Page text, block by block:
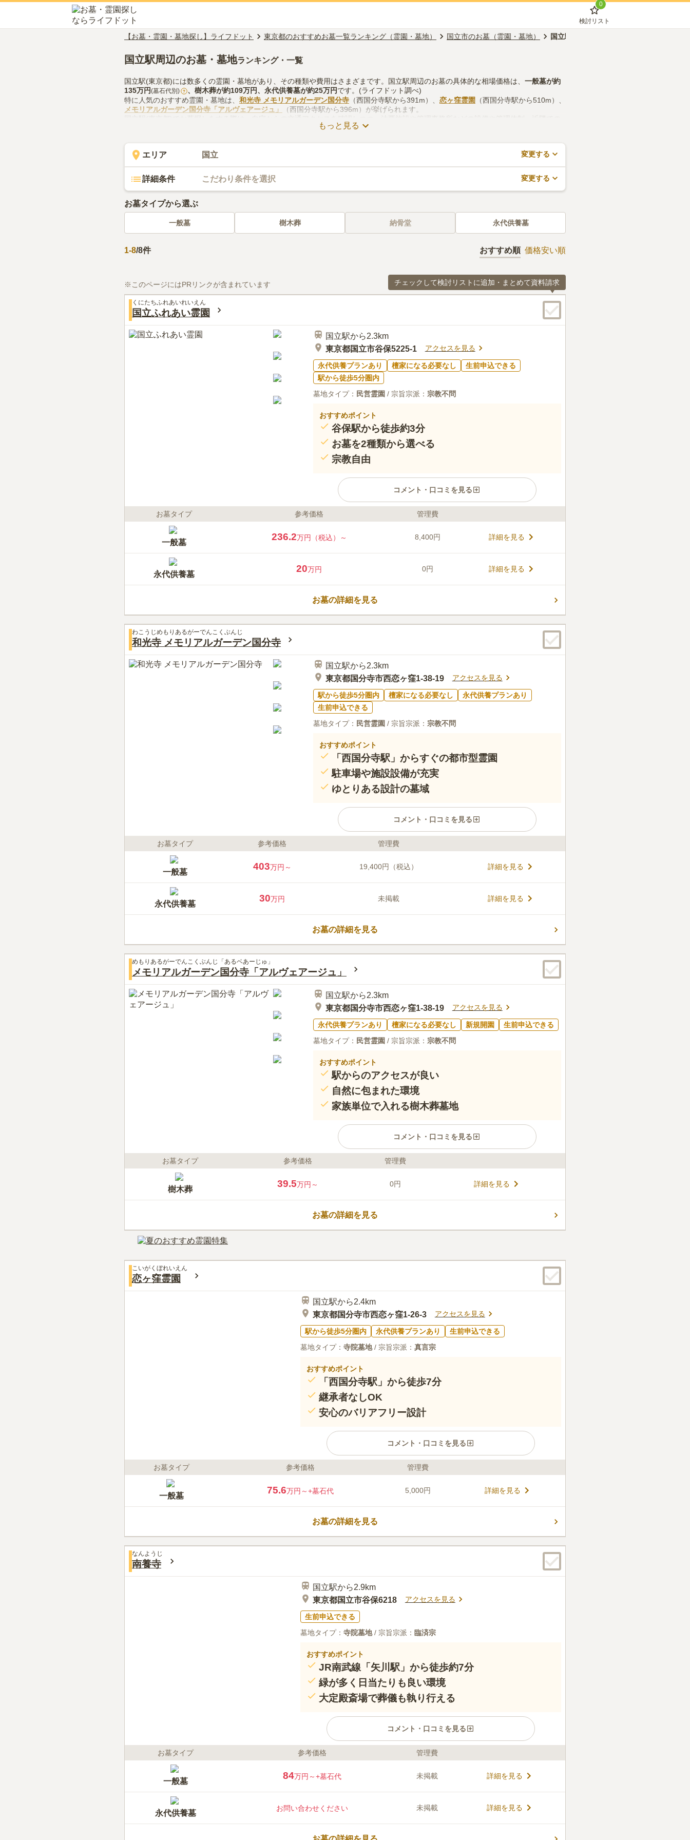
0
検討リスト
【お墓・霊園・墓地探し】ライフドット 東京都のおすすめお墓一覧ランキング（霊園・墓地） 国立市のお墓（霊園・墓地） 国立駅のお墓（霊園・墓地）
国立駅周辺のお墓・墓地ランキング・一覧
国立駅(東京都)には数多くの霊園・墓地があり、その種類や費用はさまざまです。国立駅周辺のお墓の具体的な相場価格は、 一般墓が約
135万円(墓石代別) ? 、 樹木葬が約109万円、 永代供養墓が約25万円です。(ライフドット調べ)
特に人気のおすすめ霊園・墓地は、 和光寺 メモリアルガーデン国分寺 （西国分寺駅から391m）、 恋ヶ窪霊園 （西国分寺駅から510m）、
メモリアルガーデン国分寺「アルヴェアージュ」
（西国分寺駅から396m）が挙げられます。
国立駅(東京都)でお墓探しをする際は、自宅からの交通アクセスを確認しつつ、法要施設や管理事務所などの設備や管理体制、近隣での
供花やお線香の入手方法などを考慮して選ぶとよいでしょう。資料請求や見学予約が無料でできますので、活用してみてください。
もっと見る
エリア 国立 変更する
詳細条件 こだわり条件を選択 変更する
お墓タイプから選ぶ
一般墓 樹木葬 納骨堂 永代供養墓
1-8/8件 おすすめ順 価格安い順
※このページにはPRリンクが含まれています チェックして検討リストに追加・まとめて資料請求
くにたちふれあいれいえん
国立ふれあい霊園
国立駅から2.3km
東京都国立市谷保5225-1
アクセスを見る
永代供養プランあり 檀家になる必要なし
生前申込できる
駅から徒歩5分圏内
墓地タイプ： 民営霊園 / 宗旨宗派： 宗教不問
おすすめポイント
谷保駅から徒歩約3分
お墓を2種類から選べる
宗教自由
コメント・口コミを見る
ライフドット編集部のコメント
街の中にある霊園ですが、隣には滝之院という寺院があり、と
ころどころに田畑がある静かな環境です。2段にわかれた霊園は
（やわらぎ）」は、黒色で統一され高級感がありますが、円形
の墓石の中央に桜の花があしらわれているため、かわいらしい
雰囲気もあります。
口コミ評価
この霊園はまだ誰からも評価されていません。
お墓タイプ 参考価格 管理費
一般墓
236.2万円（税込）～ 8,400円 詳細を見る
永代供養墓
20万円 0円 詳細を見る
お墓の詳細を見る
わこうじめもりあるがーでんこくぶんじ
和光寺 メモリアルガーデン国分寺
国立駅から2.3km
東京都国分寺市西恋ヶ窪1-38-19
アクセスを見る
駅から徒歩5分圏内 檀家になる必要なし
永代供養プランあり
生前申込できる
墓地タイプ： 民営霊園 / 宗旨宗派： 宗教不問
おすすめポイント
「西国分寺駅」からすぐの都市型霊園
駐車場や施設設備が充実
ゆとりある設計の墓域
コメント・口コミを見る
ライフドット編集部のコメント
寺の街並みを一望しながらのんびりお参りが出来ます。宗旨宗
派は不問ですので、どなたでもご利用が可能です。
口コミ評価
みんなの評価
く、不便であり、いつもなんとかならないかと思う。近くにお店もない
口コミの続きを読む
お墓タイプ 参考価格 管理費
一般墓
403万円～ 19,400円（税込） 詳細を見る
永代供養墓
30万円 未掲載 詳細を見る
お墓の詳細を見る
めもりあるがーでんこくぶんじ「あるベあーじゅ」
メモリアルガーデン国分寺「アルヴェアージュ」
国立駅から2.3km
東京都国分寺市西恋ヶ窪1-38-19
アクセスを見る
永代供養プランあり 檀家になる必要なし 新規開園
生前申込できる
墓地タイプ： 民営霊園 / 宗旨宗派： 宗教不問
おすすめポイント
駅からのアクセスが良い
自然に包まれた環境
家族単位で入れる樹木葬墓地
コメント・口コミを見る
ライフドット編集部のコメント
地です。一人ひとり九谷焼の骨壺の中にお骨が入りますが、家
族全員で眠ることができるよう、最大6人まで一緒の納骨堂に入
ることができます。家族だけでなく、友人同士や個人でも利用
することが可能です。納骨堂は高い衝撃耐性を持つ六角形のハ
ニカム構造になっており、永代供養墓として安心できる作りに
お墓タイプ 参考価格 管理費
樹木葬
39.5万円～ 0円 詳細を見る
お墓の詳細を見る
こいがくぼれいえん
恋ヶ窪霊園
国立駅から2.4km
東京都国分寺市西恋ヶ窪1-26-3
アクセスを見る
駅から徒歩5分圏内 永代供養プランあり
生前申込できる
墓地タイプ： 寺院墓地/ 宗旨宗派： 真言宗
おすすめポイント
「西国分寺駅」から徒歩7分
継承者なしOK
安心のバリアフリー設計
コメント・口コミを見る
ライフドット編集部のコメント
一葉松があり悲恋の伝説を残しています。歴史と伝統を感じながら
心穏やかにお参りすることができます。 各種斎場も備えており、家
族葬や社葬まで幅広く利用でき、法事も行えます。売店もあるので
身軽にお参りすることができます。 駐車場も完備しているのでお車
でお越しの際も安心です。
お墓タイプ 参考価格 管理費
一般墓
75.6万円～+墓石代 5,000円 詳細を見る
お墓の詳細を見る
なんようじ
南養寺
国立駅から2.9km
東京都国立市谷保6218
アクセスを見る
生前申込できる
墓地タイプ： 寺院墓地/ 宗旨宗派： 臨済宗
おすすめポイント
JR南武線「矢川駅」から徒歩約7分
緑が多く日当たりも良い環境
大定殿斎場で葬儀も執り行える
コメント・口コミを見る
ライフドット編集部のコメント
1347年創建で、山門・本堂・鐘楼など数々の建物が国立市の文化財
に指定されています。最寄り駅の「矢川駅」から徒歩でアクセスで
すい便利な環境です。「くにたち郷土文化館」に隣接しているの
で、お参りと共に地域の歴史に親しむこともできます。国立市周辺
でお墓をお探しの方におすすめです。
口コミ評価
この霊園はまだ誰からも評価されていません。
お墓タイプ 参考価格 管理費
一般墓
84万円～+墓石代 未掲載 詳細を見る
永代供養墓
お問い合わせください 未掲載 詳細を見る